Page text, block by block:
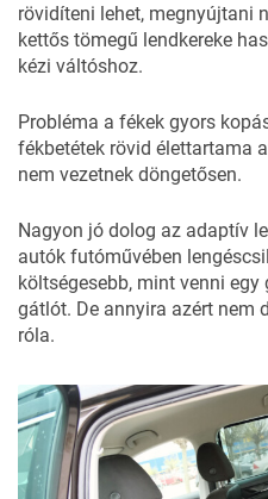
rövidíteni lehet, megnyújtani
kettős tömegű lendkereke
kézi váltóshoz.
Probléma a fékek gyors
fékbetétek rövid élettartama
nem vezetnek döngetősen.
Nagyon jó dolog az adaptív
autók futóművében
költségesebb, mint venni
gátlót. De annyira azért nem
róla.